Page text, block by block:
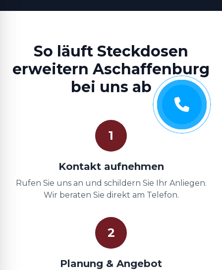
So läuft Steckdosen
erweitern Aschaffenburg
bei uns ab
1
Kontakt aufnehmen
Rufen Sie uns an und schildern Sie Ihr Anliegen.
Wir beraten Sie direkt am Telefon.
2
Planung & Angebot